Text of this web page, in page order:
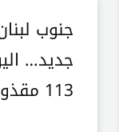
جنوب
جديد…
113 مقذوفاً